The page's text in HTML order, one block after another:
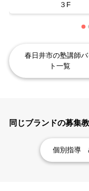
３F
春日井市の塾講師バ
ト一覧
同じブランドの募集
個別指導